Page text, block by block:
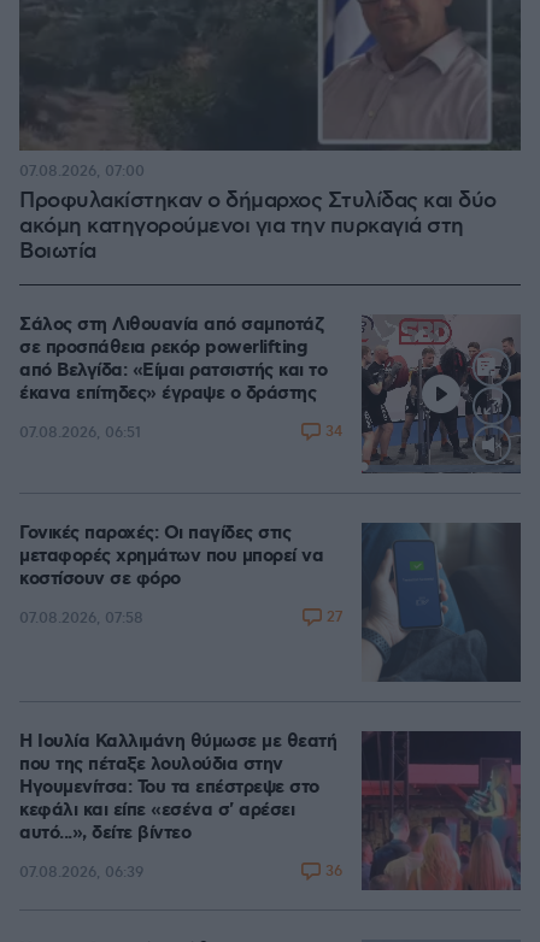
Προφυλακίστηκαν ο δήμαρχος Στυλίδας και δύο
ακόμη κατηγορούμενοι για την πυρκαγιά στη
Βοιωτία
07.08.2026, 07:00
Loaded
Σάλος στη Λιθουανία από σαμποτάζ
σε προσπάθεια ρεκόρ powerlifting
από Βελγίδα: «Είμαι ρατσιστής και το
έκανα επίτηδες» έγραψε ο δράστης
07.08.2026, 06:51 34
Γονικές παροχές: Οι παγίδες στις
μεταφορές χρημάτων που μπορεί να
κοστίσουν σε φόρο
07.08.2026, 07:58 27
Η Ιουλία Καλλιμάνη θύμωσε με θεατή
που της πέταξε λουλούδια στην
Ηγουμενίτσα: Του τα επέστρεψε στο
κεφάλι και είπε «εσένα σ' αρέσει
αυτό...», δείτε βίντεο
07.08.2026, 06:39 36